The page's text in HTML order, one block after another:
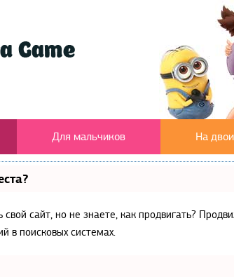
Для мальчиков На
сайт, но не знаете, как продвигать?
в поисковых системах.